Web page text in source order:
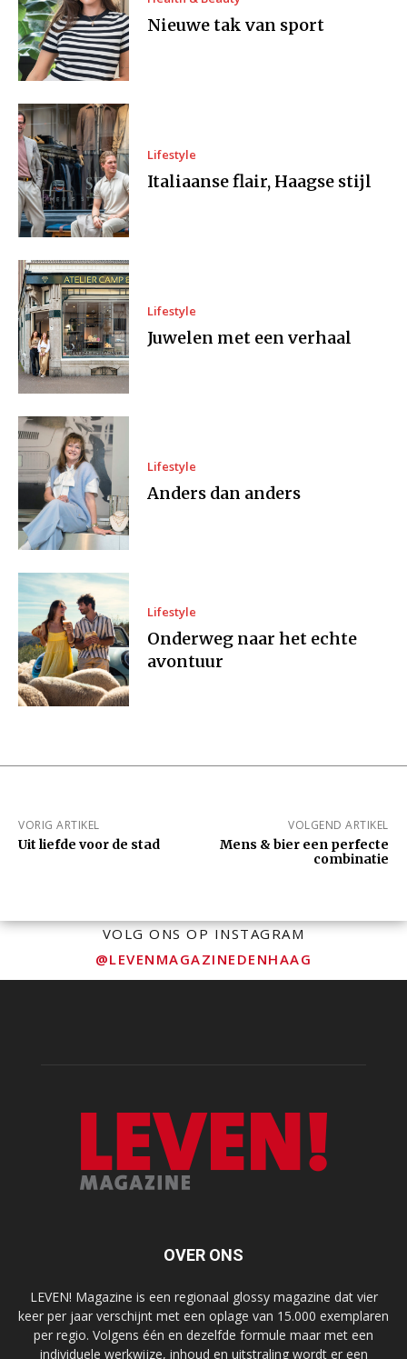
Nieuwe tak van sport
Lifestyle
Italiaanse flair, Haagse stijl
Lifestyle
Juwelen met een verhaal
Lifestyle
Anders dan anders
Lifestyle
Onderweg naar het echte
avontuur
VORIG ARTIKEL
Uit liefde voor de stad
VOLGEND ARTIKEL
Mens & bier een perfecte
combinatie
VOLG ONS OP INSTAGRAM
@LEVENMAGAZINEDENHAAG
OVER ONS
LEVEN! Magazine is een regionaal glossy magazine dat vier
keer per jaar verschijnt met een oplage van 15.000 exemplaren
per regio. Volgens één en dezelfde formule maar met een
individuele werkwijze, inhoud en uitstraling wordt er een